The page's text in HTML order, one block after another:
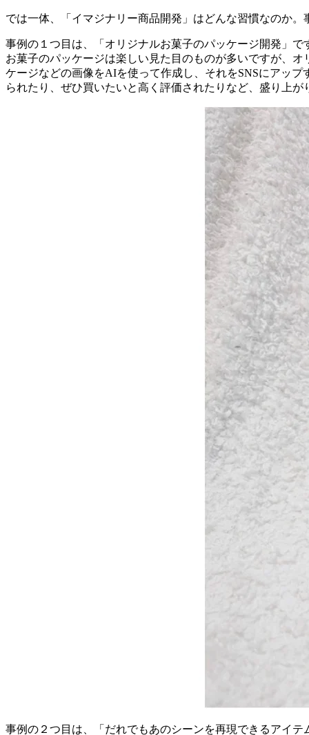
では一体、「イマジナリー商品開発」はどんな習慣なのか。
事例の１つ目は、「オリジナルお菓子のパッケージ開発」で
お菓子のパッケージは楽しい見た目のものが多いですが、
ケージなどの画像をAIを使って作成し、それをSNSにアッ
られたり、ぜひ買いたいと高く評価されたりなど、盛り上が
事例の２つ目は、「だれでもあのシーンを再現できるアイテ